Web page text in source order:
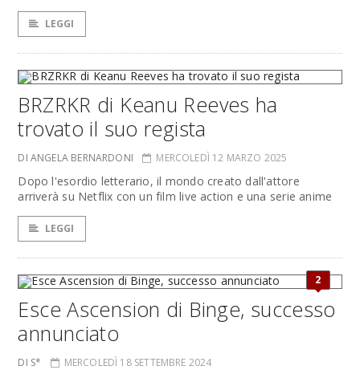
LEGGI
BRZRKR di Keanu Reeves ha
trovato il suo regista
DI ANGELA BERNARDONI MERCOLEDÌ 12 MARZO 2025
Dopo l'esordio letterario, il mondo creato dall'attore
arriverà su Netflix con un film live action e una serie anime
LEGGI
2
Esce Ascension di Binge, successo
annunciato
DI S* MERCOLEDÌ 18 SETTEMBRE 2024